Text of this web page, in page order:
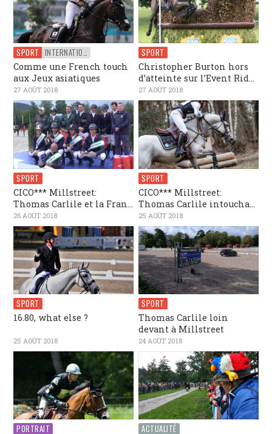
SPORT
INTERNATIONAL
Comme une French touch
aux Jeux asiatiques
27 AOÛT 2018
SPORT
Christopher Burton hors
d’atteinte sur l’Event Rid...
27 AOÛT 2018
SPORT
CICO*** Millstreet:
Thomas Carlile et la Fran...
26 AOÛT 2018
SPORT
CICO*** Millstreet:
Thomas Carlile intoucha...
25 AOÛT 2018
SPORT
16.80, what else ?
25 AOÛT 2018
SPORT
Thomas Carlile loin
devant à Millstreet
24 AOÛT 2018
PORTRAIT ACTUALITÉ